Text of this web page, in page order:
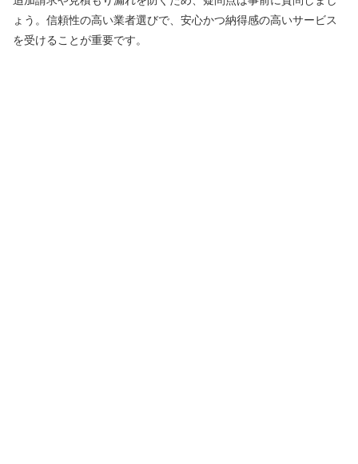
ょう。信頼性の高い業者選びで、安心かつ納得感の高いサービス
を受けることが重要です。